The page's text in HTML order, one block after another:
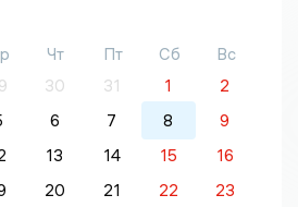
Чт Пт Сб
Вс
30 31 1
2
6 7 8
9
13 14 15
16
20 21 22
23